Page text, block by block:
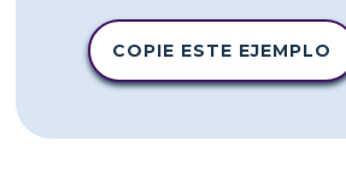
COPIE ESTE EJEMPLO